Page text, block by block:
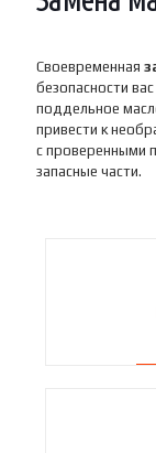
Своевременная
безопасности
поддельное
привести к
с проверенными
запасные части.